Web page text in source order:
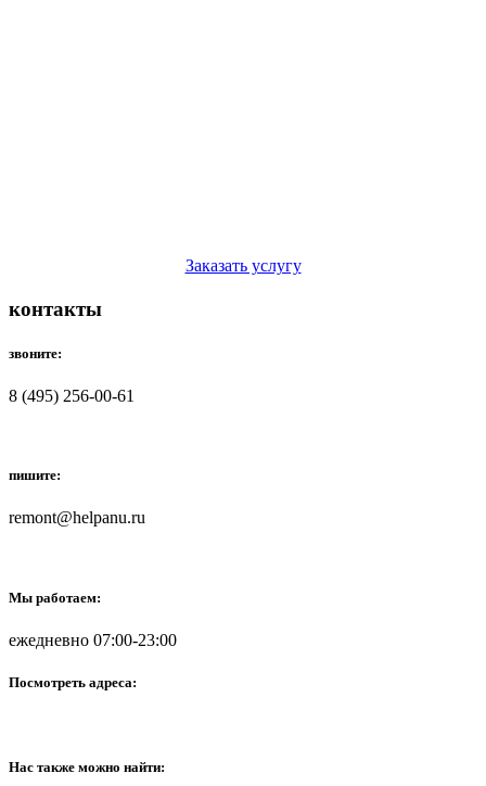
Заказать услугу
контакты
звоните:
8 (495) 256-00-61
пишите:
remont@helpanu.ru
Мы работаем:
ежедневно 07:00-23:00
Посмотреть адреса:
Нас также можно найти: